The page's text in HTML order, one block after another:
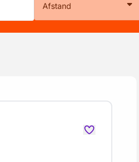
Afstand